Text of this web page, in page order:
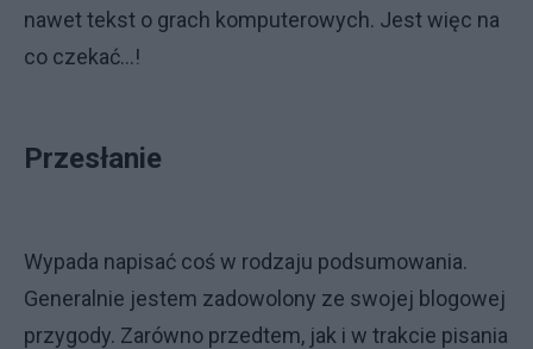
nawet tekst o grach komputerowych. Jest więc na
co czekać…!
Przesłanie
Wypada napisać coś w rodzaju podsumowania.
Generalnie jestem zadowolony ze swojej blogowej
przygody. Zarówno przedtem, jak i w trakcie pisania